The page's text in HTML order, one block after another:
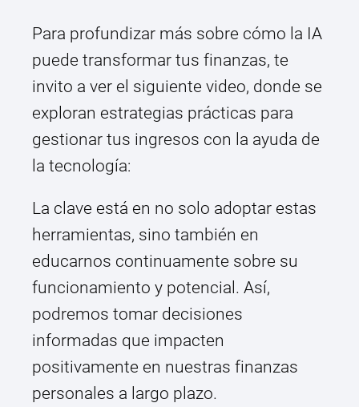
Para profundizar más sobre cómo la IA
puede transformar tus finanzas, te
invito a ver el siguiente video, donde se
exploran estrategias prácticas para
gestionar tus ingresos con la ayuda de
la tecnología:
La clave está en no solo adoptar estas
herramientas, sino también en
educarnos continuamente sobre su
funcionamiento y potencial. Así,
podremos tomar decisiones
informadas que impacten
positivamente en nuestras finanzas
personales a largo plazo.